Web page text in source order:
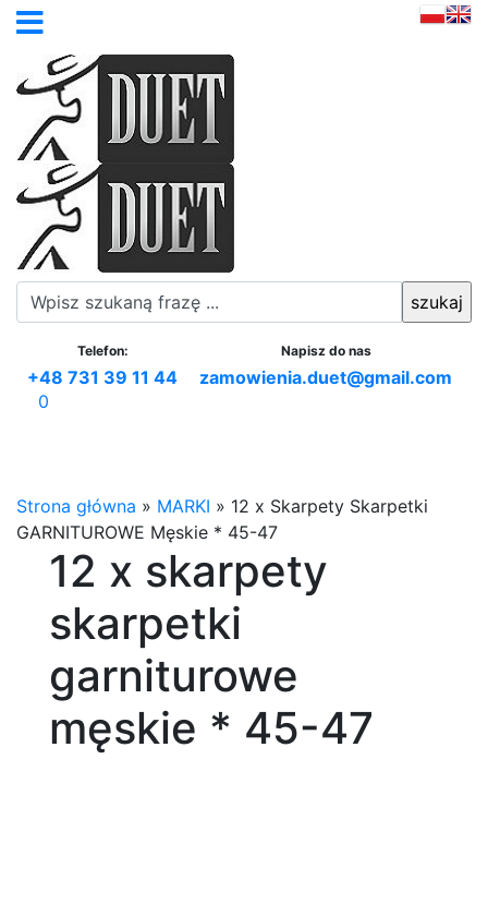
Telefon:
+48 731 39 11 44
Napisz do nas
zamowienia.duet@gmail.com
0
Strona główna » MARKI » 12 x Skarpety Skarpetki
GARNITUROWE Męskie * 45-47
12 x skarpety
skarpetki
garniturowe
męskie * 45-47